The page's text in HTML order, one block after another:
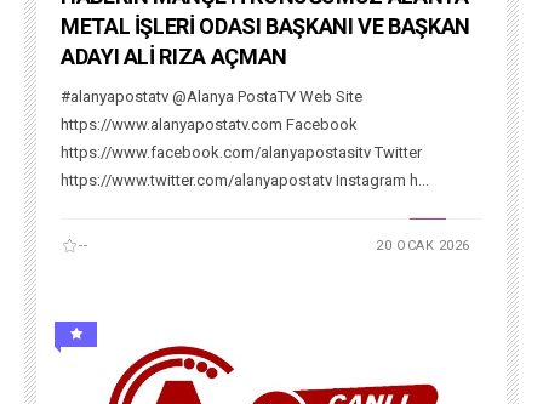
METAL İŞLERİ ODASI BAŞKANI VE BAŞKAN
ADAYI ALİ RIZA AÇMAN
#alanyapostatv @Alanya PostaTV Web Site
https://www.alanyapostatv.com Facebook
https://www.facebook.com/alanyapostasitv Twitter
https://www.twitter.com/alanyapostatv Instagram h...
-- 20 OCAK 2026